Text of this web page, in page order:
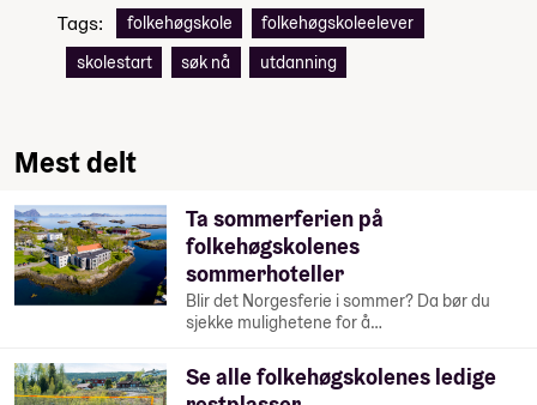
Tags: folkehøgskole
folkehøgskoleelever
skolestart
søk nå utdanning
Mest delt
Ta sommerferien på
folkehøgskolenes
sommerhoteller
Blir det Norgesferie i sommer? Da bør du
sjekke mulighetene for å…
Se alle folkehøgskolenes ledige